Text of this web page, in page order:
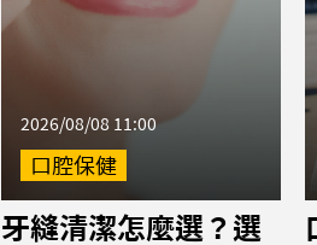
2026/08/08 11:00
口腔保健
牙縫清潔怎麼選？選